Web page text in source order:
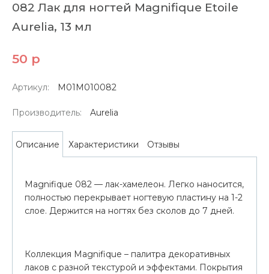
082 Лак для ногтей Magnifique Etoile
Aurelia, 13 мл
50 р
Артикул: М01M010082
Производитель: Aurelia
Описание Характеристики Отзывы
Magnifique 082 — лак-хамелеон. Легко наносится,
полностью перекрывает ногтевую пластину на 1-2
слое. Держится на ногтях без сколов до 7 дней.
Коллекция Magnifique – палитра декоративных
лаков с разной текстурой и эффектами. Покрытия